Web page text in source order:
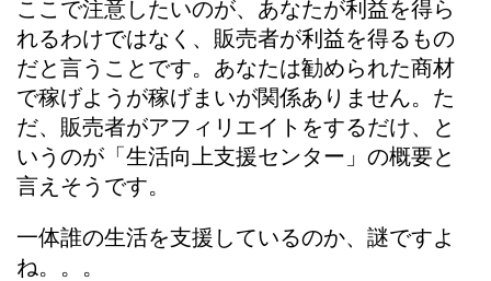
ここで注意したいのが、あなたが利益を得ら
れるわけではなく、販売者が利益を得るもの
だと言うことです。あなたは勧められた商材
で稼げようが稼げまいが関係ありません。た
だ、販売者がアフィリエイトをするだけ、と
いうのが「生活向上支援センター」の概要と
言えそうです。
一体誰の生活を支援しているのか、謎ですよ
ね。。。